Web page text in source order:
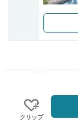
クリップ